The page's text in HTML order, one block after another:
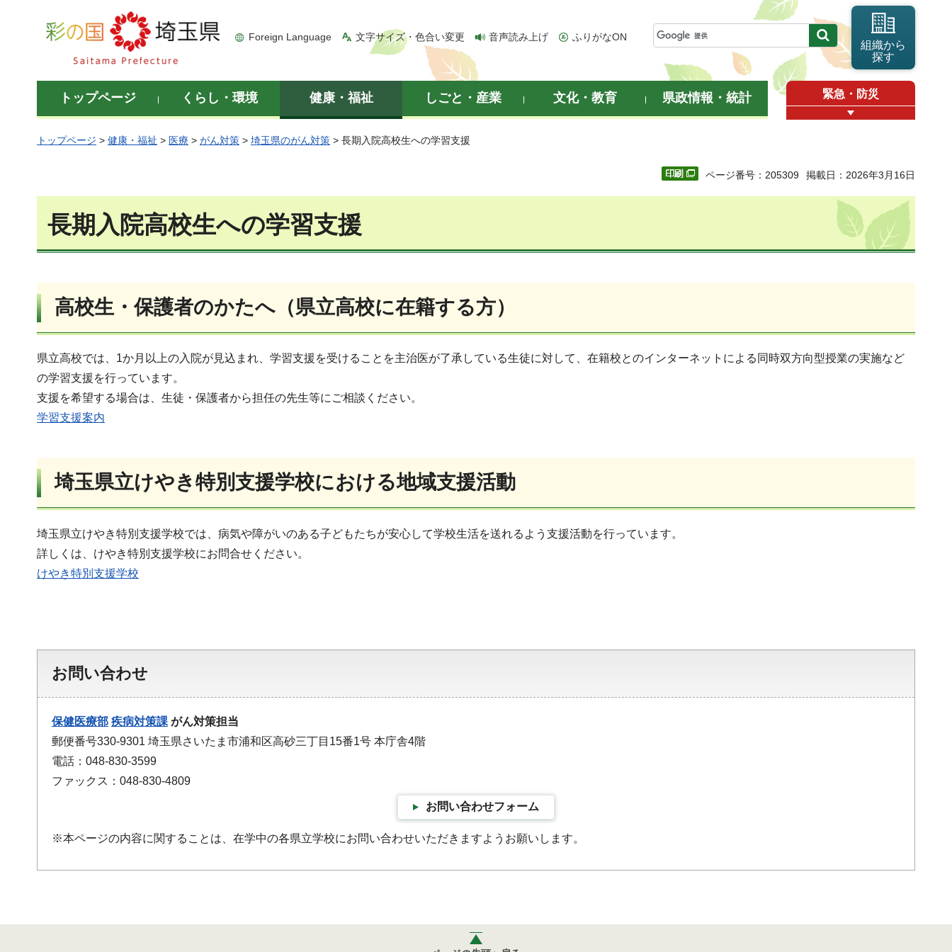
彩の国 埼玉県
Foreign Language 文字サイズ・色合い変更 音声読み上げ ふりがなON
組織から
探す
トップページ くらし・環境 健康・福祉 しごと・産業 文化・教育 県政情報・統計 緊急・防災
トップページ > 健康・福祉 > 医療 > がん対策 > 埼玉県のがん対策 > 長期入院高校生への学習支援
ページ番号：205309 掲載日：2026年3月16日
長期入院高校生への学習支援
高校生・保護者のかたへ（県立高校に在籍する方）
県立高校では、1か月以上の入院が見込まれ、学習支援を受けることを主治医が了承している生徒に対して、在籍校とのインターネットによる同時双方向型授業の実施など
の学習支援を行っています。
支援を希望する場合は、生徒・保護者から担任の先生等にご相談ください。
学習支援案内
埼玉県立けやき特別支援学校における地域支援活動
埼玉県立けやき特別支援学校では、病気や障がいのある子どもたちが安心して学校生活を送れるよう支援活動を行っています。
詳しくは、けやき特別支援学校にお問合せください。
けやき特別支援学校
お問い合わせ
保健医療部 疾病対策課 がん対策担当
郵便番号330-9301 埼玉県さいたま市浦和区高砂三丁目15番1号 本庁舎4階
電話：048-830-3599
ファックス：048-830-4809
お問い合わせフォーム
※本ページの内容に関することは、在学中の各県立学校にお問い合わせいただきますようお願いします。